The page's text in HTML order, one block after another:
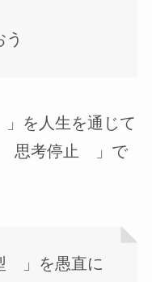
を人生を通じて
思考停止 」で
」を愚直に